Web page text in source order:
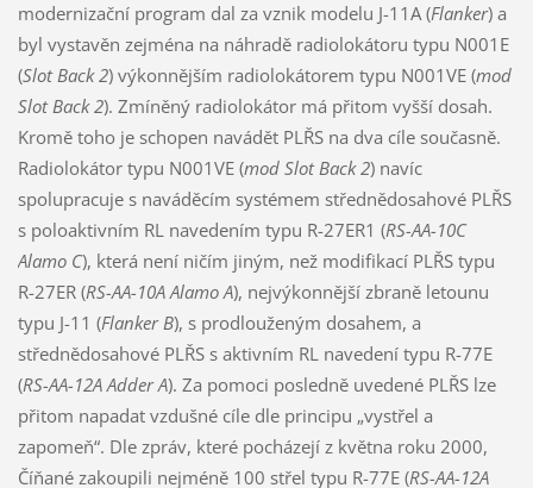
modernizační program dal za vznik modelu J-11A (Flanker) a
byl vystavěn zejména na náhradě radiolokátoru typu N001E
(Slot Back 2) výkonnějším radiolokátorem typu N001VE (mod
Slot Back 2). Zmíněný radiolokátor má přitom vyšší dosah.
Kromě toho je schopen navádět PLŘS na dva cíle současně.
Radiolokátor typu N001VE (mod Slot Back 2) navíc
spolupracuje s naváděcím systémem střednědosahové PLŘS
s poloaktivním RL navedením typu R-27ER1 (RS-AA-10C
Alamo C), která není ničím jiným, než modifikací PLŘS typu
R-27ER (RS-AA-10A Alamo A), nejvýkonnější zbraně letounu
typu J-11 (Flanker B), s prodlouženým dosahem, a
střednědosahové PLŘS s aktivním RL navedení typu R-77E
(RS-AA-12A Adder A). Za pomoci posledně uvedené PLŘS lze
přitom napadat vzdušné cíle dle principu „vystřel a
zapomeň“. Dle zpráv, které pocházejí z května roku 2000,
Číňané zakoupili nejméně 100 střel typu R-77E (RS-AA-12A